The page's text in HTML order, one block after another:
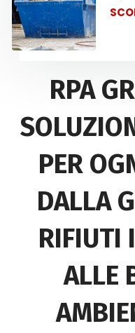
RPA
PER
DALLA
RIFIUTI
ALLE